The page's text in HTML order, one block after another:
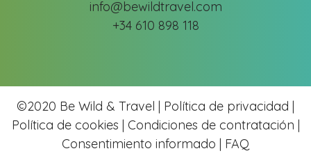
info@bewildtravel.com
+34 610 898 118
©2020 Be Wild & Travel | Política de privacidad |
Política de cookies | Condiciones de contratación |
Consentimiento informado | FAQ